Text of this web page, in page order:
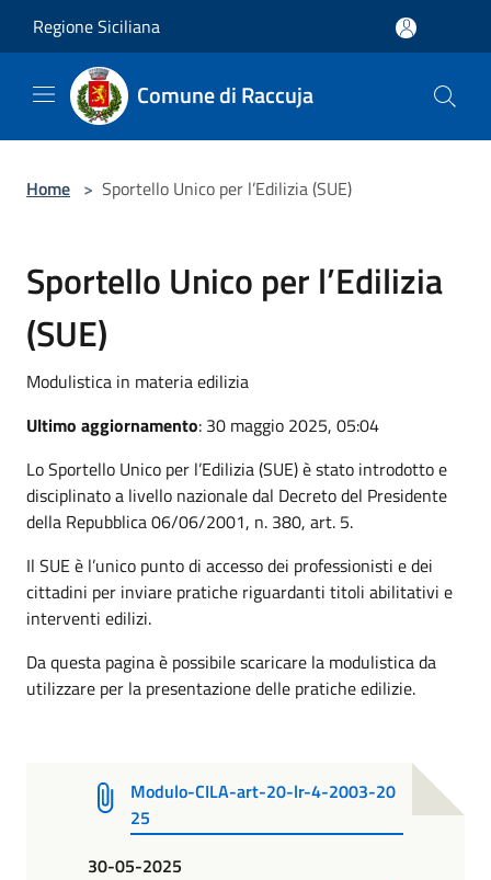
Regione Siciliana
Comune di Raccuja
Home > Sportello Unico per l’Edilizia (SUE)
Sportello Unico per l’Edilizia
(SUE)
Modulistica in materia edilizia
Ultimo aggiornamento: 30 maggio 2025, 05:04
Lo Sportello Unico per l’Edilizia (SUE) è stato introdotto e
disciplinato a livello nazionale dal Decreto del Presidente
della Repubblica 06/06/2001, n. 380, art. 5.
Il SUE è l’unico punto di accesso dei professionisti e dei
cittadini per inviare pratiche riguardanti titoli abilitativi e
interventi edilizi.
Da questa pagina è possibile scaricare la modulistica da
utilizzare per la presentazione delle pratiche edilizie.
Modulo-CILA-art-20-lr-4-2003-20
25
30-05-2025